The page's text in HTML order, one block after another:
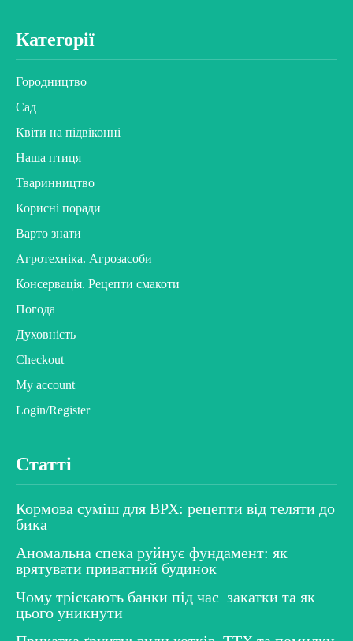
Категорії
Городництво
Сад
Квіти на підвіконні
Наша птиця
Тваринництво
Корисні поради
Варто знати
Агротехніка. Агрозасоби
Консервація. Рецепти смакоти
Погода
Духовність
Checkout
My account
Login/Register
Статті
Кормова суміш для ВРХ: рецепти від теляти до
бика
Аномальна спека руйнує фундамент: як
врятувати приватний будинок
Чому тріскають банки під час закатки та як
цього уникнути